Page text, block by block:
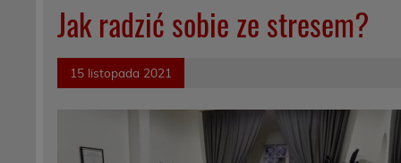
Jak radzić sobie ze stresem?
15 listopada 2021